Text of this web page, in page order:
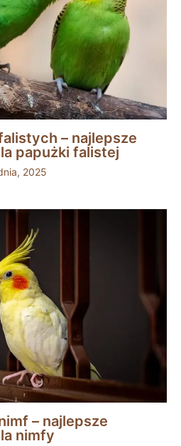
– najlepsze
papużki falistej
2025
– najlepsze
nimfy